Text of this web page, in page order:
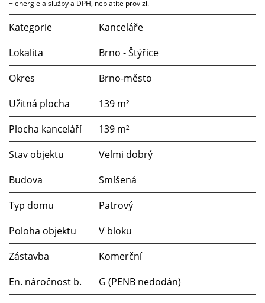
+ energie a služby a DPH, neplatíte provizi.
Kategorie
Kanceláře
Lokalita
Brno - Štýřice
Okres
Brno-město
Užitná plocha
139 m²
Plocha kanceláří
139 m²
Stav objektu
Velmi dobrý
Budova
Smíšená
Typ domu
Patrový
Poloha objektu
V bloku
Zástavba
Komerční
En. náročnost b.
G (PENB nedodán)